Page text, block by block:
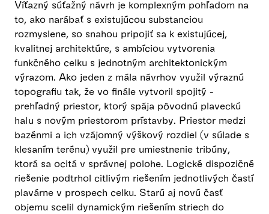
Víťazný súťažný návrh je komplexným pohľadom na
to, ako narábať s existujúcou substanciou
rozmyslene, so snahou pripojiť sa k existujúcej,
kvalitnej architektúre, s ambíciou vytvorenia
funkčného celku s jednotným architektonickým
výrazom. Ako jeden z mála návrhov využil výraznú
topografiu tak, že vo finále vytvoril spojitý -
prehľadný priestor, ktorý spája pôvodnú plaveckú
halu s novým priestorom prístavby. Priestor medzi
bazénmi a ich vzájomný výškový rozdiel (v súlade s
klesaním terénu) využil pre umiestnenie tribúny,
ktorá sa ocitá v správnej polohe. Logické dispozičné
riešenie podtrhol citlivým riešením jednotlivých častí
plavárne v prospech celku. Starú aj novú časť
objemu scelil dynamickým riešením striech do